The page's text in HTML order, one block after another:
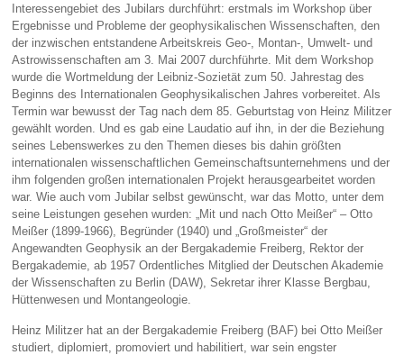
Interessengebiet des Jubilars durchführt: erstmals im Workshop über
Ergebnisse und Probleme der geophysikalischen Wissenschaften, den
der inzwischen entstandene Arbeitskreis Geo-, Montan-, Umwelt- und
Astrowissenschaften am 3. Mai 2007 durchführte. Mit dem Workshop
wurde die Wortmeldung der Leibniz-Sozietät zum 50. Jahrestag des
Beginns des Internationalen Geophysikalischen Jahres vorbereitet. Als
Termin war bewusst der Tag nach dem 85. Geburtstag von Heinz Militzer
gewählt worden. Und es gab eine Laudatio auf ihn, in der die Beziehung
seines Lebenswerkes zu den Themen dieses bis dahin größten
internationalen wissenschaftlichen Gemeinschaftsunternehmens und der
ihm folgenden großen internationalen Projekt herausgearbeitet worden
war. Wie auch vom Jubilar selbst gewünscht, war das Motto, unter dem
seine Leistungen gesehen wurden: „Mit und nach Otto Meißer“ – Otto
Meißer (1899-1966), Begründer (1940) und „Großmeister“ der
Angewandten Geophysik an der Bergakademie Freiberg, Rektor der
Bergakademie, ab 1957 Ordentliches Mitglied der Deutschen Akademie
der Wissenschaften zu Berlin (DAW), Sekretar ihrer Klasse Bergbau,
Hüttenwesen und Montangeologie.
Heinz Militzer hat an der Bergakademie Freiberg (BAF) bei Otto Meißer
studiert, diplomiert, promoviert und habilitiert, war sein engster